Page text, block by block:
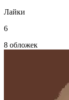
Лайки
6
8 обложек